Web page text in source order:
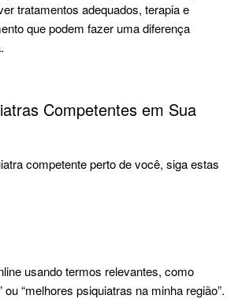
tratamentos adequados, terapia e
que podem fazer uma diferença
Competentes em Sua
competente perto de você, siga estas
usando termos relevantes, como
ou “melhores psiquiatras na minha região”.